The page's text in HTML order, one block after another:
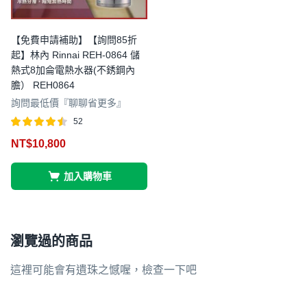
【免費申請補助】【詢問85折
起】林內 Rinnai REH-0864 儲
熱式8加侖電熱水器(不銹鋼內
膽） REH0864
詢問最低價『聊聊省更多』
4.46
52
NT$10,800
加入購物車
瀏覽過的商品
這裡可能會有遺珠之憾喔，檢查一下吧